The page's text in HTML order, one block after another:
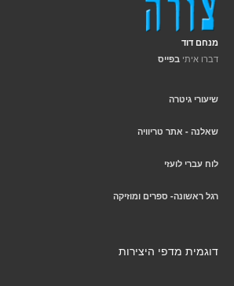
מנחם דוד
דברו איתי בפייס
שיעורי גיטרה
שאלנה - אתר טריוויה
לוח עברי לועזי
רגל ראשונה- ספרים ומוזיקה
דוגמית מדפי היצירות